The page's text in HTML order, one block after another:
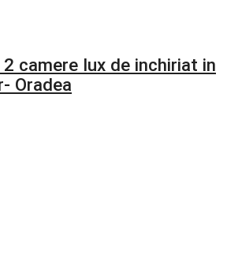
camere lux de inchiriat in
Oradea